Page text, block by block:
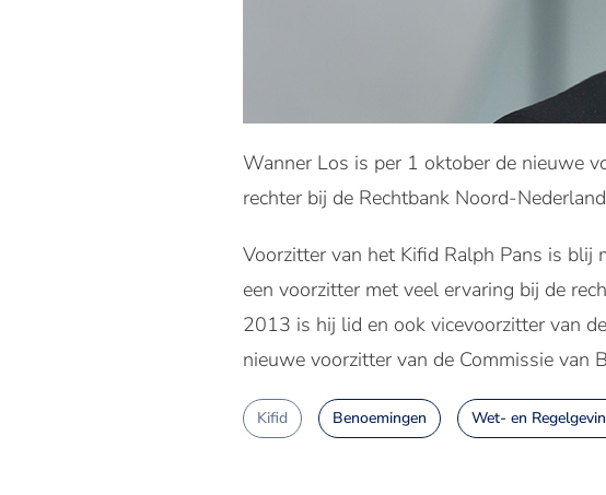
Wanner Los is per 1 oktober de nieuwe
rechter bij de Rechtbank Noord-
Voorzitter van het Kifid Ralph Pans is blij
een voorzitter met veel ervaring bij de
2013 is hij lid en ook vicevoorzitter van
nieuwe voorzitter van de Commissie van
Kifid Benoemingen Wet- en